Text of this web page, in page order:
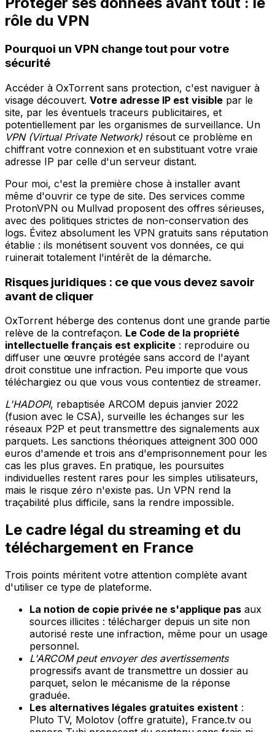
rôle du VPN
Pourquoi un VPN change tout pour votre
sécurité
Accéder à OxTorrent sans protection, c'est naviguer à
visage découvert. Votre adresse IP est visible par le
site, par les éventuels traceurs publicitaires, et
potentiellement par les organismes de surveillance. Un
VPN (Virtual Private Network) résout ce problème en
chiffrant votre connexion et en substituant votre vraie
adresse IP par celle d'un serveur distant.
Pour moi, c'est la première chose à installer avant
même d'ouvrir ce type de site. Des services comme
ProtonVPN ou Mullvad proposent des offres sérieuses,
avec des politiques strictes de non-conservation des
logs. Évitez absolument les VPN gratuits sans réputation
établie : ils monétisent souvent vos données, ce qui
ruinerait totalement l'intérêt de la démarche.
Risques juridiques : ce que vous devez savoir
avant de cliquer
OxTorrent héberge des contenus dont une grande partie
relève de la contrefaçon. Le Code de la propriété
intellectuelle français est explicite : reproduire ou
diffuser une œuvre protégée sans accord de l'ayant
droit constitue une infraction. Peu importe que vous
téléchargiez ou que vous vous contentiez de streamer.
L'HADOPI, rebaptisée ARCOM depuis janvier 2022
(fusion avec le CSA), surveille les échanges sur les
réseaux P2P et peut transmettre des signalements aux
parquets. Les sanctions théoriques atteignent 300 000
euros d'amende et trois ans d'emprisonnement pour les
cas les plus graves. En pratique, les poursuites
individuelles restent rares pour les simples utilisateurs,
mais le risque zéro n'existe pas. Un VPN rend la
traçabilité plus difficile, sans la rendre impossible.
Le cadre légal du streaming et du
téléchargement en France
Trois points méritent votre attention complète avant
d'utiliser ce type de plateforme.
La notion de copie privée ne s'applique pas aux
sources illicites : télécharger depuis un site non
autorisé reste une infraction, même pour un usage
personnel.
L'ARCOM peut envoyer des avertissements
progressifs avant de transmettre un dossier au
parquet, selon le mécanisme de la réponse
graduée.
Les alternatives légales gratuites existent :
Pluto TV, Molotov (offre gratuite), France.tv ou